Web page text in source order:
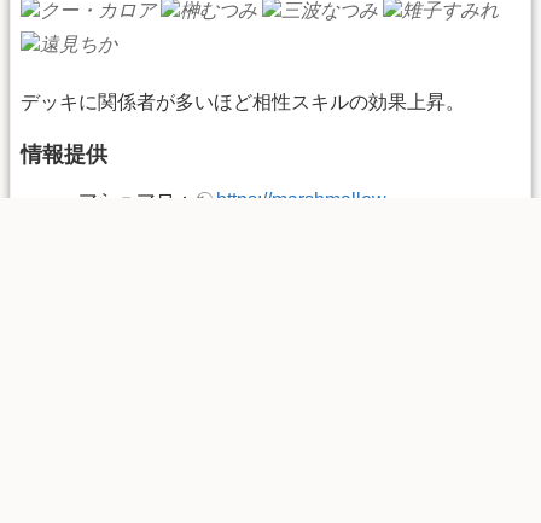
デッキに関係者が多いほど相性スキルの効果上昇。
情報提供
マシュマロ：
https://marshmallow-